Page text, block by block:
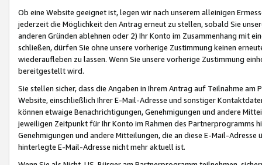
Ob eine Website geeignet ist, legen wir nach unserem alleinigen
jederzeit die Möglichkeit den Antrag erneut zu stellen, sobald Sie
anderen Gründen ablehnen oder 2) Ihr Konto im Zusammenhang mit
schließen, dürfen Sie ohne unsere vorherige Zustimmung keinen
wiederaufleben zu lassen. Wenn Sie unsere vorherige Zustimmung
bereitgestellt wird.
Sie stellen sicher, dass die Angaben in Ihrem Antrag auf Teilnahme
Website, einschließlich Ihrer E-Mail-Adresse und sonstiger
können etwaige Benachrichtigungen, Genehmigungen und andere
jeweiligen Zeitpunkt für Ihr Konto im Rahmen des Partnerprogramms
Genehmigungen und andere Mitteilungen, die an diese E-Mail-
hinterlegte E-Mail-Adresse nicht mehr aktuell ist.